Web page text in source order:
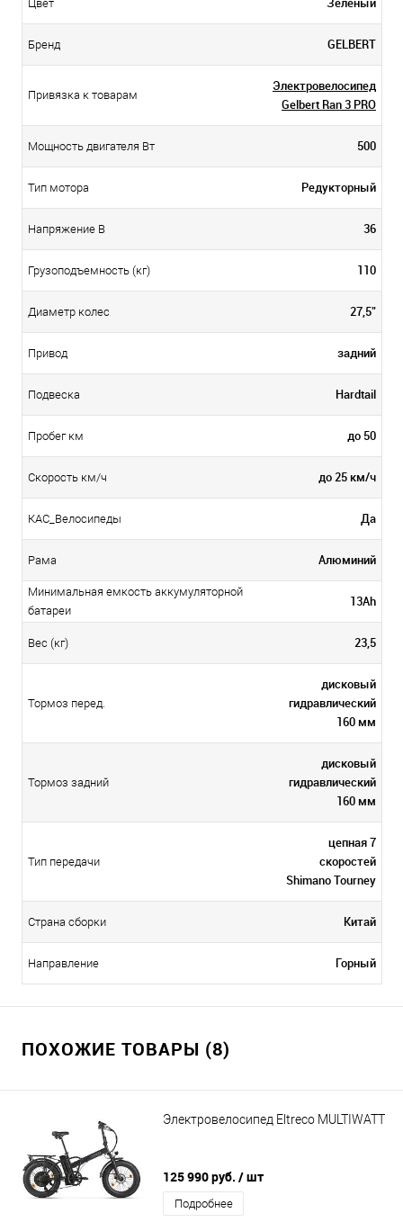
Цвет
Бренд GELBERT
Привязка к товарам
Электровелосипед
Gelbert Ran 3 PRO
Мощность двигателя Вт 500
Тип мотора Редукторный
Напряжение В 36
Грузоподъемность (кг) 110
Диаметр колес 27,5"
Привод задний
Подвеска Hardtail
Пробег км до 50
Скорость км/ч до 25 км/ч
КАС_Велосипеды Да
Рама Алюминий
Минимальная емкость аккумуляторной
батареи
13Ah
Вес (кг) 23,5
Тормоз перед.
дисковый
гидравлический
160 мм
Тормоз задний
дисковый
гидравлический
160 мм
Тип передачи
цепная 7
скоростей
Shimano Tourney
Страна сборки Китай
Направление Горный
ПОХОЖИЕ ТОВАРЫ (8)
Электровелосипед Eltreco MULTIWATT
125 990 руб. / шт
Подробнее